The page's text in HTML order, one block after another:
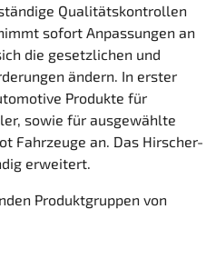
Qualitätskontrollen
sofort Anpassungen an
die gesetzlichen und
ändern. In erster
Produkte für
sowie für ausgewählte
Fahrzeuge an. Das Hirscher-
erweitert.
Produktgruppen von